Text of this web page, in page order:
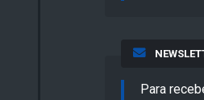
Para